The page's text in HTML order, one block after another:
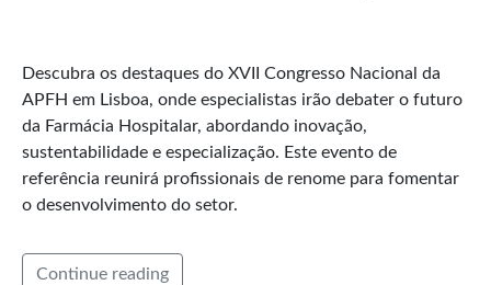
Descubra os destaques do XVII Congresso Nacional da
APFH em Lisboa, onde especialistas irão debater o futuro
da Farmácia Hospitalar, abordando inovação,
sustentabilidade e especialização. Este evento de
referência reunirá profissionais de renome para fomentar
o desenvolvimento do setor.
Continue reading